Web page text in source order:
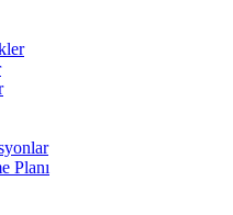
Planı